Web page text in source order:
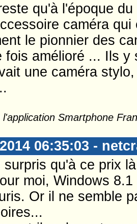
qu'à l'époque
caméra
le pionnier des
fois amélioré ... Ils y
une caméra
l'application Smartphone
06:35:03 -
surpris qu'à ce prix
moi, Windows
Or il ne semble